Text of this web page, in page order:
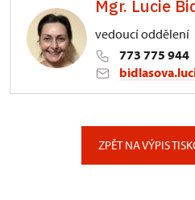
3/, Sychrov 3
Mgr. Lucie
vedoucí oddělení
773 775 944
ZPĚT NA VÝPIS